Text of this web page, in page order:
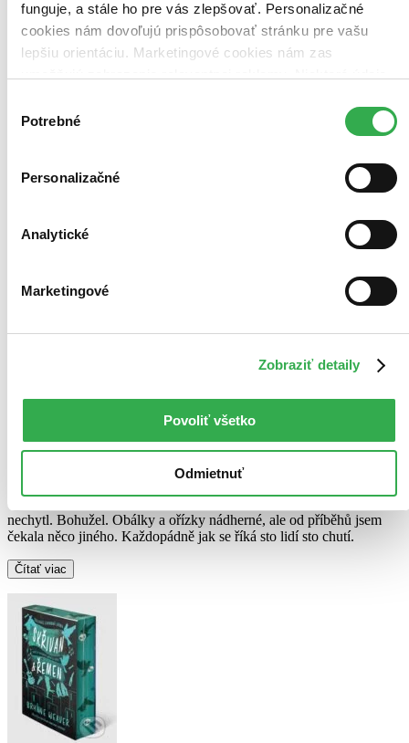
funguje, a stále ho pre vás zlepšovať. Personalizačné
cookies nám dovoľujú prispôsobovať stránku pre vašu
lepšiu orientáciu. Marketingové cookies nám zas
keby sme mohli používať všetky tieto cookies. Ďakujeme!
súhlasu
Potrebné
Personalizačné
Analytické
Marketingové
Zobraziť detaily
Povoliť všetko
Odmietnuť
Moje aktivity
Chtěla jsem této trilogii dát ještě druhou šanci, ale ani druhý díl mě
nechytl. Bohužel. Obálky a ořízky nádherné, ale od příběhů jsem
čekala něco jiného. Každopádně jak se říká sto lidí sto chutí.
Čítať viac